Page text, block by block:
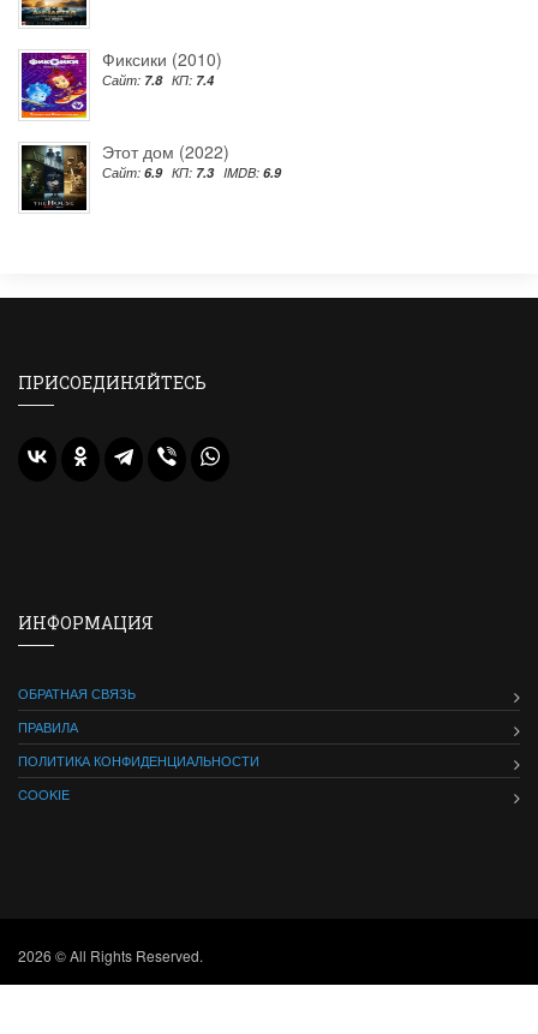
Фиксики (2010)
Сайт: 7.8 КП: 7.4
Этот дом (2022)
Сайт: 6.9 КП: 7.3 IMDB: 6.9
ПРИСОЕДИНЯЙТЕСЬ
ИНФОРМАЦИЯ
ОБРАТНАЯ СВЯЗЬ
ПРАВИЛА
ПОЛИТИКА КОНФИДЕНЦИАЛЬНОСТИ
COOKIE
2026 © All Rights Reserved.